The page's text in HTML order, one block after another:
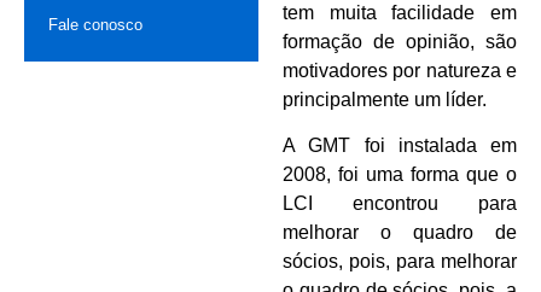
tem muita facilidade em
formação de opinião, são
motivadores por natureza e
principalmente um líder.
A GMT foi instalada em
2008, foi uma forma que o
LCI encontrou para
melhorar o quadro de
sócios, pois, para melhorar
Fale conosco